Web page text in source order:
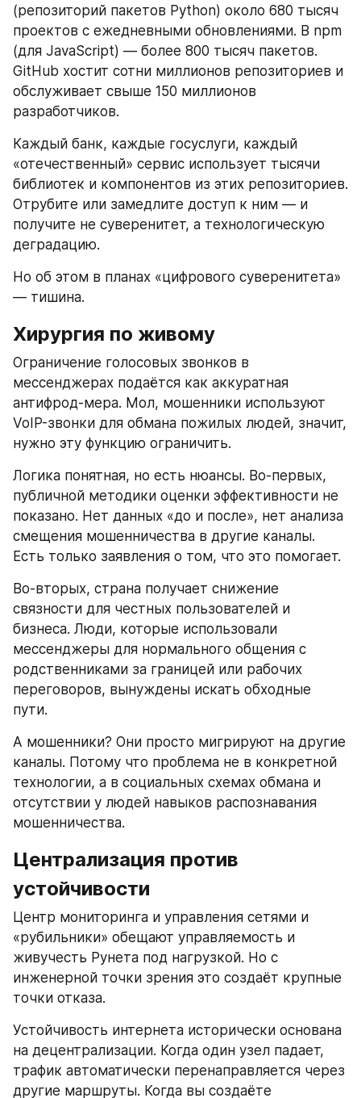
(репозиторий пакетов Python) около 680 тысяч
проектов с ежедневными обновлениями. В npm
(для JavaScript) — более 800 тысяч пакетов.
GitHub хостит сотни миллионов репозиториев и
обслуживает свыше 150 миллионов
разработчиков.
Каждый банк, каждые госуслуги, каждый
«отечественный» сервис использует тысячи
библиотек и компонентов из этих репозиториев.
Отрубите или замедлите доступ к ним — и
получите не суверенитет, а технологическую
деградацию.
Но об этом в планах «цифрового суверенитета»
— тишина.
Хирургия по живому
Ограничение голосовых звонков в
мессенджерах подаётся как аккуратная
антифрод-мера. Мол, мошенники используют
VoIP-звонки для обмана пожилых людей, значит,
нужно эту функцию ограничить.
Логика понятная, но есть нюансы. Во-первых,
публичной методики оценки эффективности не
показано. Нет данных «до и после», нет анализа
смещения мошенничества в другие каналы.
Есть только заявления о том, что это помогает.
Во-вторых, страна получает снижение
связности для честных пользователей и
бизнеса. Люди, которые использовали
мессенджеры для нормального общения с
родственниками за границей или рабочих
переговоров, вынуждены искать обходные
пути.
А мошенники? Они просто мигрируют на другие
каналы. Потому что проблема не в конкретной
технологии, а в социальных схемах обмана и
отсутствии у людей навыков распознавания
мошенничества.
Централизация против
устойчивости
Центр мониторинга и управления сетями и
«рубильники» обещают управляемость и
живучесть Рунета под нагрузкой. Но с
инженерной точки зрения это создаёт крупные
точки отказа.
Устойчивость интернета исторически основана
на децентрализации. Когда один узел падает,
трафик автоматически перенаправляется через
другие маршруты. Когда вы создаёте